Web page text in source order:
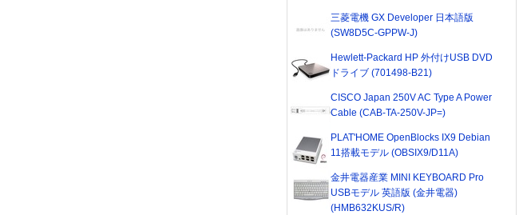
三菱電機 GX Developer 日本語版
(SW8D5C-GPPW-J)
Hewlett-Packard HP 外付けUSB DVD
ドライブ (701498-B21)
CISCO Japan 250V AC Type A Power
Cable (CAB-TA-250V-JP=)
PLAT'HOME OpenBlocks IX9 Debian
11搭載モデル (OBSIX9/D11A)
金井電器産業 MINI KEYBOARD Pro
USBモデル 英語版 (金井電器)
(HMB632KUS/R)